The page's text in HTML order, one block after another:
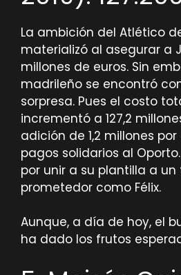
La ambición del Atlético
materializó al asegurar a
millones de euros. Sin
madrileño se encontró
sorpresa. Pues el costo
incrementó a 127,2
adición de 1,2 millones
pagos solidarios al
por unir a su plantilla a
prometedor como Félix.
Aunque, a día de hoy, el
ha dado los frutos